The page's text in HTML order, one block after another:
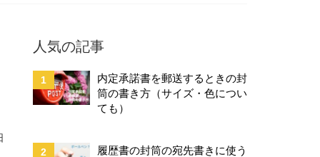
人気の記事
内定承諾書を郵送するときの封
筒の書き方（サイズ・色につい
ても）
履歴書の封筒の宛先書きに使う